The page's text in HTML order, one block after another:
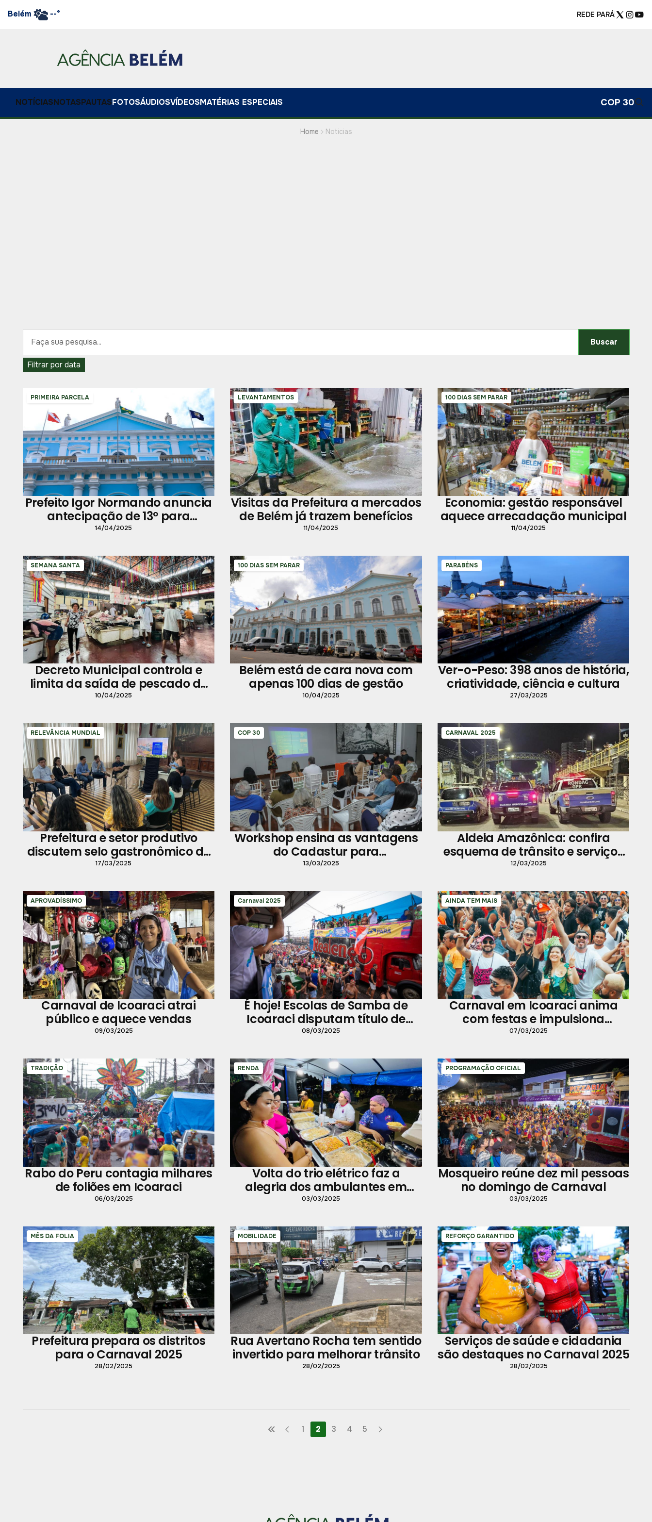
Belém --° REDE PARÁ
NOTÍCIASNOTASPAUTASFOTOSÁUDIOSVÍDEOSMATÉRIAS ESPECIAIS COP 30
Home Noticias
Buscar
Filtrar por data
PRIMEIRA PARCELA
Prefeito Igor Normando anuncia
antecipação de 13º para
servidores
14/04/2025
LEVANTAMENTOS
Visitas da Prefeitura a mercados
de Belém já trazem benefícios
11/04/2025
100 DIAS SEM PARAR
Economia: gestão responsável
aquece arrecadação municipal
11/04/2025
SEMANA SANTA
Decreto Municipal controla e
limita da saída de pescado de
Belém
10/04/2025
100 DIAS SEM PARAR
Belém está de cara nova com
apenas 100 dias de gestão
10/04/2025
PARABÉNS
Ver-o-Peso: 398 anos de história,
criatividade, ciência e cultura
27/03/2025
RELEVÂNCIA MUNDIAL
Prefeitura e setor produtivo
discutem selo gastronômico de
Belém
17/03/2025
COP 30
Workshop ensina as vantagens
do Cadastur para
empreendedores de Belém
13/03/2025
CARNAVAL 2025
Aldeia Amazônica: confira
esquema de trânsito e serviços
nos desfiles
12/03/2025
APROVADÍSSIMO
Carnaval de Icoaraci atrai
público e aquece vendas
09/03/2025
Carnaval 2025
É hoje! Escolas de Samba de
Icoaraci disputam título de
campeã
08/03/2025
AINDA TEM MAIS
Carnaval em Icoaraci anima
com festas e impulsiona
comércio local
07/03/2025
TRADIÇÃO
Rabo do Peru contagia milhares
de foliões em Icoaraci
06/03/2025
RENDA
Volta do trio elétrico faz a
alegria dos ambulantes em
Mosqueiro
03/03/2025
PROGRAMAÇÃO OFICIAL
Mosqueiro reúne dez mil pessoas
no domingo de Carnaval
03/03/2025
MÊS DA FOLIA
Prefeitura prepara os distritos
para o Carnaval 2025
28/02/2025
MOBILIDADE
Rua Avertano Rocha tem sentido
invertido para melhorar trânsito
28/02/2025
REFORÇO GARANTIDO
Serviços de saúde e cidadania
são destaques no Carnaval 2025
28/02/2025
1 2 3 4 5